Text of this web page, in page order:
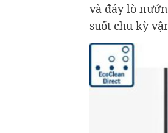
và đáy lò
suốt chu kỳ